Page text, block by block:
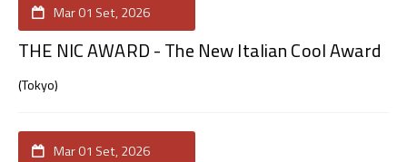
Mar 01 Set, 2026
THE NIC AWARD - The New Italian Cool Award
(Tokyo)
Mar 01 Set, 2026